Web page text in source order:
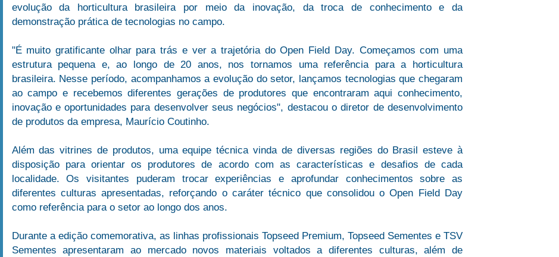
evolução da horticultura brasileira por meio da inovação, da troca de conhecimento e da
demonstração prática de tecnologias no campo.
"É muito gratificante olhar para trás e ver a trajetória do Open Field Day. Começamos com uma
estrutura pequena e, ao longo de 20 anos, nos tornamos uma referência para a horticultura
brasileira. Nesse período, acompanhamos a evolução do setor, lançamos tecnologias que chegaram
ao campo e recebemos diferentes gerações de produtores que encontraram aqui conhecimento,
inovação e oportunidades para desenvolver seus negócios", destacou o diretor de desenvolvimento
de produtos da empresa, Maurício Coutinho.
Além das vitrines de produtos, uma equipe técnica vinda de diversas regiões do Brasil esteve à
disposição para orientar os produtores de acordo com as características e desafios de cada
localidade. Os visitantes puderam trocar experiências e aprofundar conhecimentos sobre as
diferentes culturas apresentadas, reforçando o caráter técnico que consolidou o Open Field Day
como referência para o setor ao longo dos anos.
Durante a edição comemorativa, as linhas profissionais Topseed Premium, Topseed Sementes e TSV
Sementes apresentaram ao mercado novos materiais voltados a diferentes culturas, além de